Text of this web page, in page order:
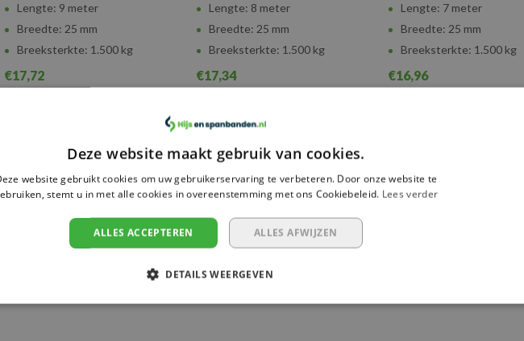
Lengte: 9 meter
Breedte: 25 mm
Breeksterkte: 1.500 kg
€17,72
Lengte: 8 meter
Breedte: 25 mm
Breeksterkte: 1.500 kg
€17,34
Lengte: 7 meter
Breedte: 25 mm
Breeksterkte: 1.500 kg
€16,96
Deze website maakt gebruik van cookies.
website gebruikt cookies om uw gebruikerservaring te verbeteren. Door onze website te
stemt u in met alle cookies in overeenstemming met ons Cookiebeleid. Lees verder
ALLES ACCEPTEREN ALLES AFWIJZEN
DETAILS WEERGEVEN